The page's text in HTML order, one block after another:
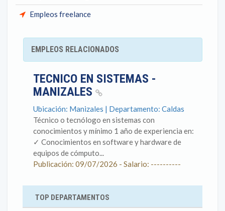
Empleos freelance
EMPLEOS RELACIONADOS
TECNICO EN SISTEMAS -
MANIZALES
Ubicación: Manizales | Departamento: Caldas
Técnico o tecnólogo en sistemas con
conocimientos y mínimo 1 año de experiencia en: ​
✓ Conocimientos en software y hardware de
equipos de cómputo...
Publicación: 09/07/2026 - Salario: ----------
TOP DEPARTAMENTOS